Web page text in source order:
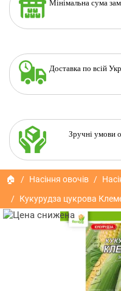
Мінімальна
Доставка по всій
Зручні умови
🏠 Насіння овочів
Кукурудза цукрова